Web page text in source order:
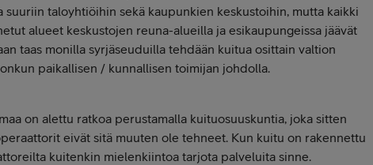
suuriin taloyhtiöihin sekä kaupunkien keskustoihin, mutta kaikki
alueet keskustojen reuna-alueilla ja esikaupungeissa jäävät
taas monilla syrjäseuduilla tehdään kuitua osittain valtion
paikallisen / kunnallisen toimijan johdolla.
on alettu ratkoa perustamalla kuituosuuskuntia, joka sitten
eivät sitä muuten ole tehneet. Kun kuitu on rakennettu
kuitenkin mielenkiintoa tarjota palveluita sinne.